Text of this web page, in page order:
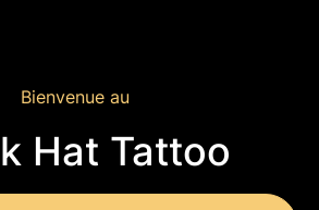
Bienvenue au
Hat Tattoo